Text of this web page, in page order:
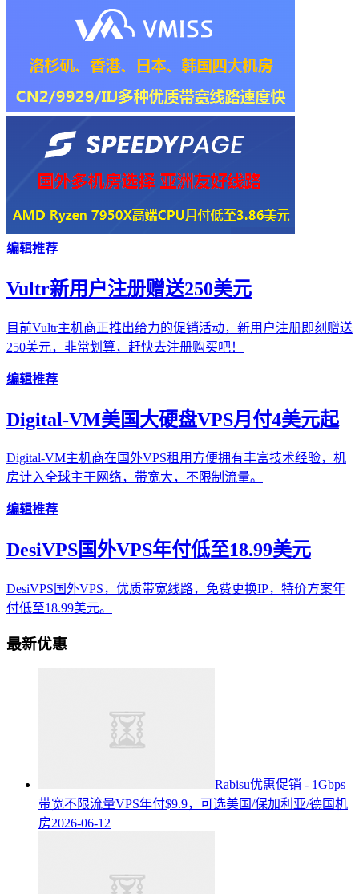
编辑推荐
Vultr新用户注册赠送250美元
目前Vultr主机商正推出给力的促销活动，新用户注册即刻赠送
250美元，非常划算，赶快去注册购买吧！
编辑推荐
Digital-VM美国大硬盘VPS月付4美元起
Digital-VM主机商在国外VPS租用方便拥有丰富技术经验，机
房计入全球主干网络，带宽大，不限制流量。
编辑推荐
DesiVPS国外VPS年付低至18.99美元
DesiVPS国外VPS，优质带宽线路，免费更换IP，特价方案年
付低至18.99美元。
最新优惠
Rabisu优惠促销 - 1Gbps
带宽不限流量VPS年付$9.9，可选美国/保加利亚/德国机
房2026-06-12